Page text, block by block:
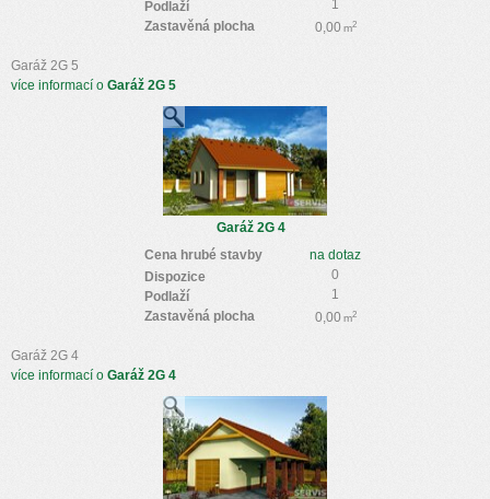
1
Podlaží
0,00 m2
Zastavěná plocha
Garáž 2G 5
více informací o Garáž 2G 5
Garáž 2G 4
na dotaz
Cena hrubé stavby
0
Dispozice
1
Podlaží
0,00 m2
Zastavěná plocha
Garáž 2G 4
více informací o Garáž 2G 4